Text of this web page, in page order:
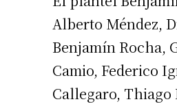
Alberto Méndez,
Benjamín Rocha,
Camio, Federico
Callegaro, Thiago